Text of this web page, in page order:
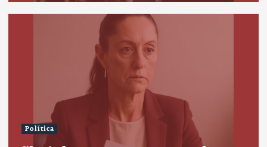
Política